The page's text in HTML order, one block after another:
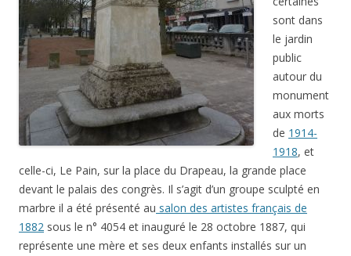
sont dans
le jardin
public
autour du
monument
aux morts
de 1914-
1918, et
celle-ci, Le Pain, sur la place du Drapeau, la grande place
devant le palais des congrès. Il s’agit d’un groupe sculpté en
marbre il a été présenté au salon des artistes français de
1882 sous le n° 4054 et inauguré le 28 octobre 1887, qui
représente une mère et ses deux enfants installés sur un